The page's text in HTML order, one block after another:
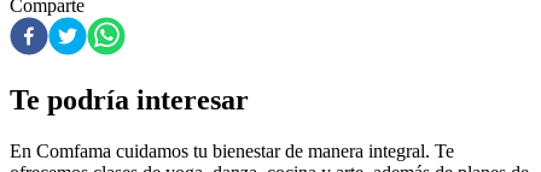
Comparte
Te podría interesar
En Comfama cuidamos tu bienestar de manera integral. Te